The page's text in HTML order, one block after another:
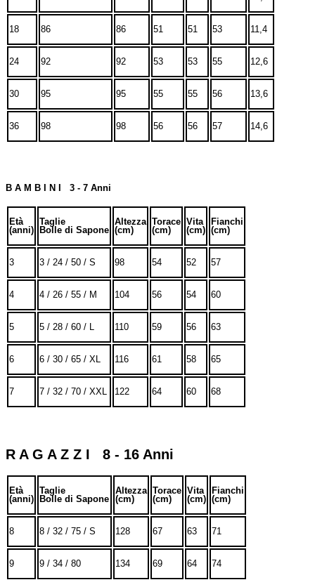
18 86 86 51 51 53 11,4
24 92 92 53 53 55 12,6
30 95 95 55 55 56 13,6
36 98 98 56 56 57 14,6
B A M B I N I 3 - 7 Anni
Età
(anni)
Taglie
Bolle di Sapone
Altezza
(cm)
Torace
(cm)
Vita
(cm)
Fianchi
(cm)
3 3 / 24 / 50 / S 98 54 52 57
4 4 / 26 / 55 / M 104 56 54 60
5 5 / 28 / 60 / L 110 59 56 63
6 6 / 30 / 65 / XL 116 61 58 65
7 7 / 32 / 70 / XXL 122 64 60 68
R A G A Z Z I 8 - 16 Anni
Età
(anni)
Taglie
Bolle di Sapone
Altezza
(cm)
Torace
(cm)
Vita
(cm)
Fianchi
(cm)
8 8 / 32 / 75 / S 128 67 63 71
9 9 / 34 / 80 134 69 64 74